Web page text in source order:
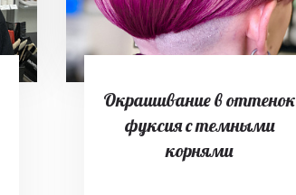
Окрашивание в оттенок
фуксия с темными
корнями